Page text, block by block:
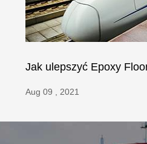
Jak ulepszyć Epoxy
Aug 09 , 2021